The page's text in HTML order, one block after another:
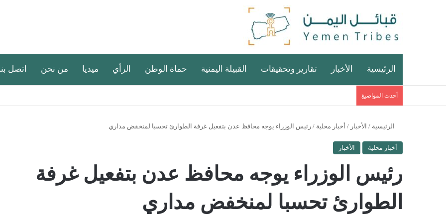
الرئيسية الأخبار تقارير وتحقيقات القبيلة اليمنية حماة الوطن الرأي ميديا من نحن اتصل
أحدث المواضيغ
الرئيسية / الأخبار / أخبار محلية / رئيس الوزراء يوجه محافظ عدن بتفعيل غرفة الطوارئ تحسبا لمنخفض مداري
أخبار محلية الأخبار
رئيس الوزراء يوجه محافظ عدن بتفعيل غرفة
الطوارئ تحسبا لمنخفض مداري